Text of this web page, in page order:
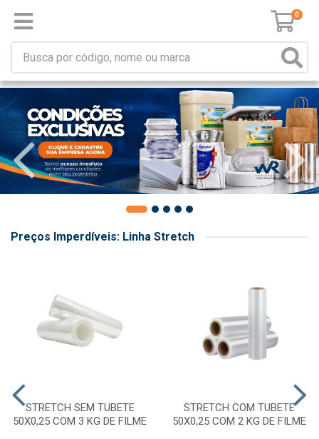
0
Preços Imperdíveis: Linha Stretch
STRETCH SEM TUBETE
50X0,25 COM 3 KG DE FILME
STRETCH COM TUBETE
50X0,25 COM 2 KG DE FILME